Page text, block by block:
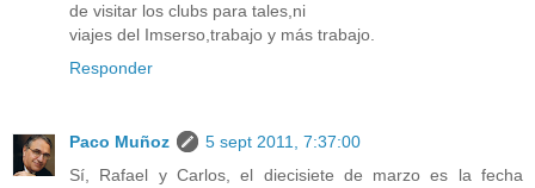
de visitar los clubs para tales,ni
viajes del Imserso,trabajo y más trabajo.
Responder
Paco Muñoz
5 sept 2011, 7:37:00
Sí, Rafael y Carlos, el diecisiete de marzo es la fecha